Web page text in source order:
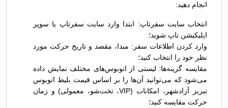
انجام دهید:
انتخاب سایت سفرتاپ: ابتدا وارد سایت سفرتاپ یا سوپر
اپلیکیشن تاپ شوید؛
وارد کردن اطلاعات سفر: مبدا، مقصد و تاریخ حرکت مورد
نظر خود را انتخاب کنید؛
مقایسه گزینه‌ها: لیستی از اتوبوس‌های مختلف نمایش داده
می‌شود که می‌توانید آن‌ها را بر اساس قیمت بلیط اتوبوس
تبريز آزادشهر، امکانات (VIP، تخت‌شو، معمولی) و زمان
حرکت مقایسه کنید؛